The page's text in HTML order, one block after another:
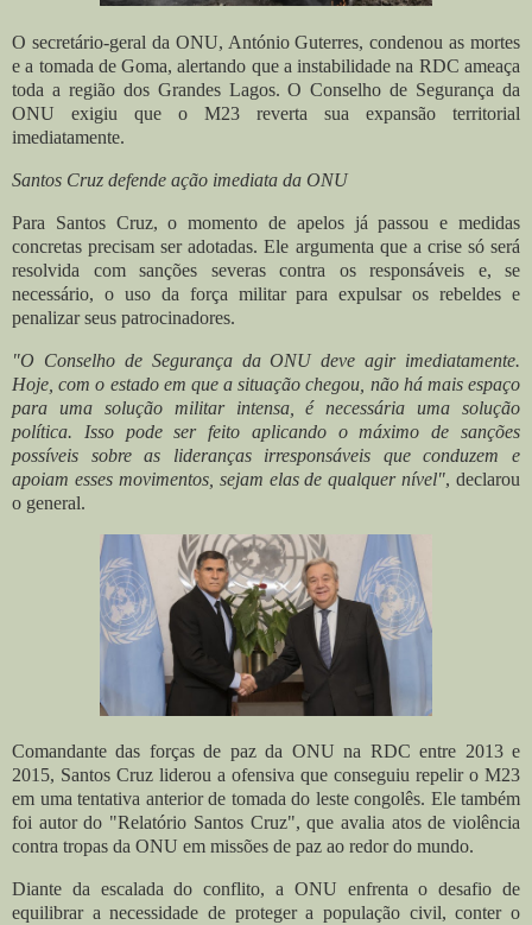
O secretário-geral da ONU, António Guterres, condenou as mortes
e a tomada de Goma, alertando que a instabilidade na RDC ameaça
toda a região dos Grandes Lagos. O Conselho de Segurança da
ONU exigiu que o M23 reverta sua expansão territorial
imediatamente.
Santos Cruz defende ação imediata da ONU
Para Santos Cruz, o momento de apelos já passou e medidas
concretas precisam ser adotadas. Ele argumenta que a crise só será
resolvida com sanções severas contra os responsáveis e, se
necessário, o uso da força militar para expulsar os rebeldes e
penalizar seus patrocinadores.
"O Conselho de Segurança da ONU deve agir imediatamente.
Hoje, com o estado em que a situação chegou, não há mais espaço
para uma solução militar intensa, é necessária uma solução
política. Isso pode ser feito aplicando o máximo de sanções
possíveis sobre as lideranças irresponsáveis que conduzem e
apoiam esses movimentos, sejam elas de qualquer nível", declarou
o general.
Comandante das forças de paz da ONU na RDC entre 2013 e
2015, Santos Cruz liderou a ofensiva que conseguiu repelir o M23
em uma tentativa anterior de tomada do leste congolês. Ele também
foi autor do "Relatório Santos Cruz", que avalia atos de violência
contra tropas da ONU em missões de paz ao redor do mundo.
Diante da escalada do conflito, a ONU enfrenta o desafio de
equilibrar a necessidade de proteger a população civil, conter o